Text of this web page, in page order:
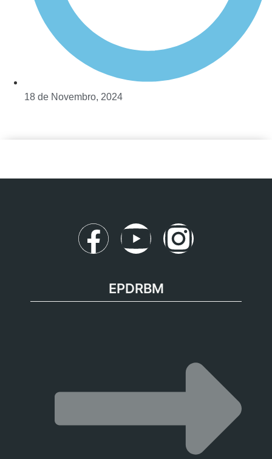
18 de Novembro, 2024
EPDRBM